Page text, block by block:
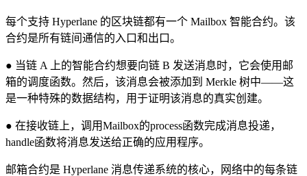
每个支持 Hyperlane 的区块链都有一个 Mailbox 智能合约。该
合约是所有链间通信的入口和出口。
● 当链 A 上的智能合约想要向链 B 发送消息时，它会使用邮
箱的调度函数。然后，该消息会被添加到 Merkle 树中——这
是一种特殊的数据结构，用于证明该消息的真实创建。
● 在接收链上，调用Mailbox的process函数完成消息投递，
handle函数将消息发送给正确的应用程序。
邮箱合约是 Hyperlane 消息传递系统的核心，网络中的每条链